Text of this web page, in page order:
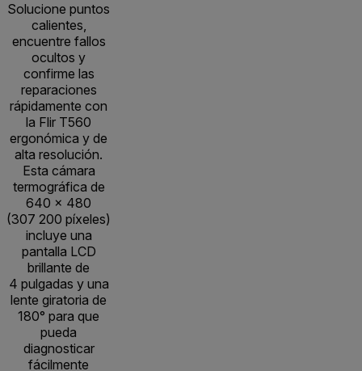
Solucione puntos
calientes,
encuentre fallos
ocultos y
confirme las
reparaciones
rápidamente con
la Flir T560
ergonómica y de
alta resolución.
Esta cámara
termográfica de
640 x 480
(307 200 píxeles)
incluye una
pantalla LCD
brillante de
4 pulgadas y una
lente giratoria de
180° para que
pueda
diagnosticar
fácilmente